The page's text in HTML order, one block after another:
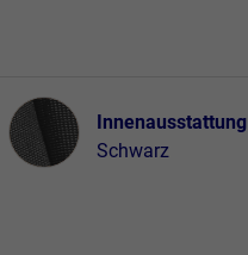
Innenausstattung
Innenausstattung
Schwarz